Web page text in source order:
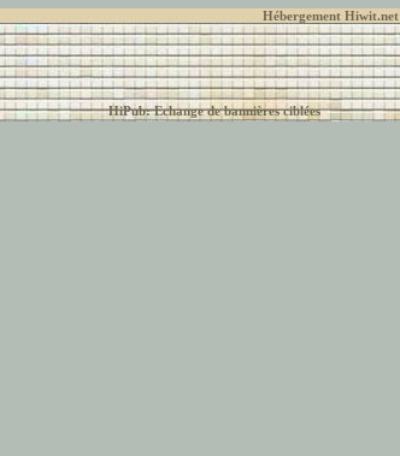
Hébergement Hiwit.net
HiPub: Echange de bannières ciblées